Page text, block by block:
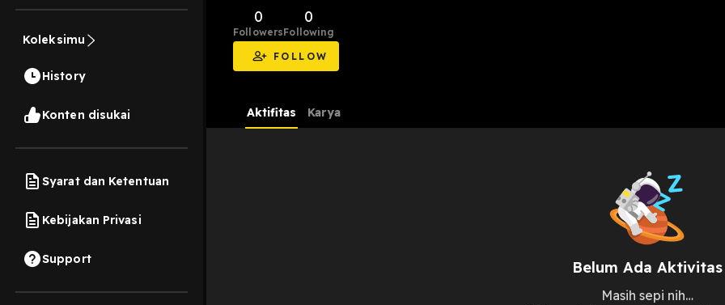
Koleksimu
History
Konten disukai
Syarat dan Ketentuan
Kebijakan Privasi
Support
0
Followers
0
Following
FOLLOW
Aktifitas Karya
Belum Ada Aktivitas
Masih sepi nih…